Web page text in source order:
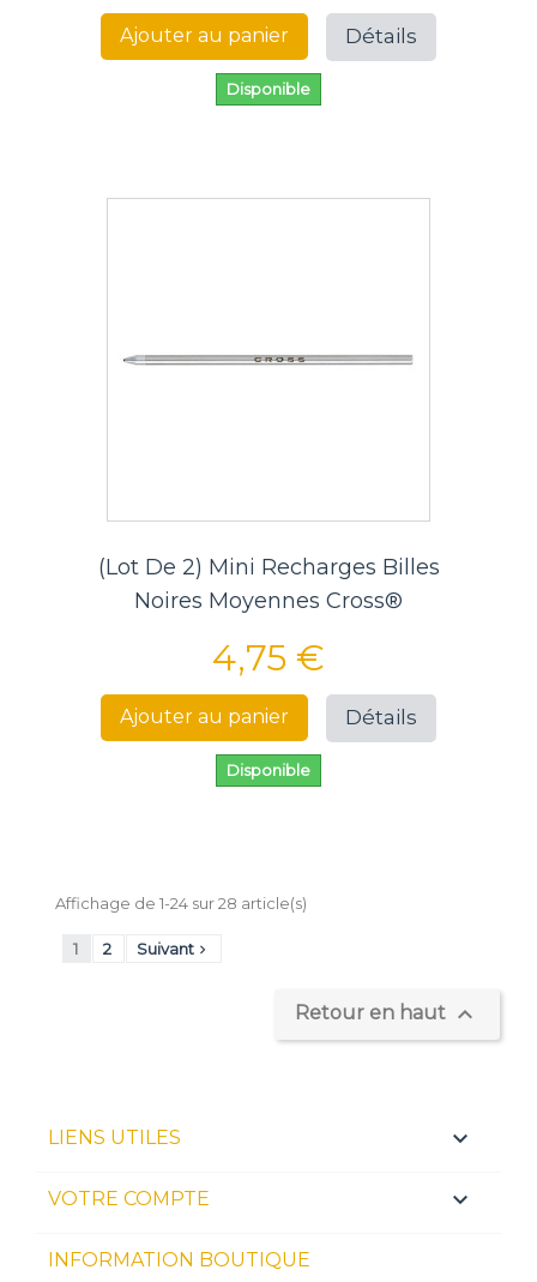
Ajouter au panier Détails
Disponible
(Lot De 2) Mini Recharges Billes
Noires Moyennes Cross®
4,75 €
Ajouter au panier Détails
Disponible
Affichage de 1-24 sur 28 article(s)
1 2 Suivant 
Retour en haut 
LIENS UTILES 
VOTRE COMPTE 
INFORMATION BOUTIQUE